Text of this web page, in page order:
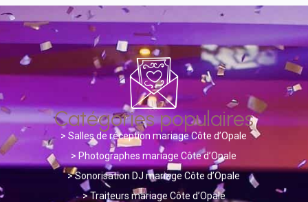
Catégories populaires
>Salles de réception mariage Côte d’Opale
> Photographes mariage Côte d’Opale
>Sonorisation DJ mariage Côte d’Opale
>Traiteurs mariage Côte d’Opale